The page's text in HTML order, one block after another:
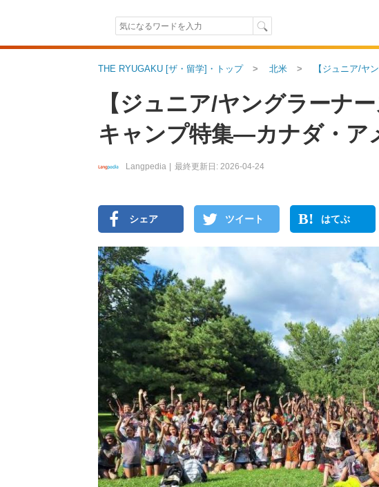
THE RYUGAKU [ザ・留学]・トップ 北米 【ジュニア/ヤ
【ジュニア/ヤングラーナ
キャンプ特集―カナダ・ア
Langpedia 2026-04-24
シェア ツイート B! はてぶ